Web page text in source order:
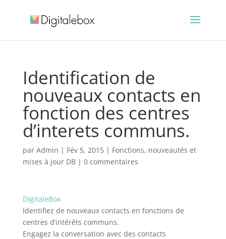
Identification de
nouveaux contacts en
fonction des centres
d’interets communs.
par Admin | Fév 5, 2015| Fonctions, nouveautés et
mises à jour DB| 0 commentaires
DigitaleBox
Identifiez de nouveaux contacts en fonctions de
centres d’intérêts communs.
Engagez la conversation avec des contacts